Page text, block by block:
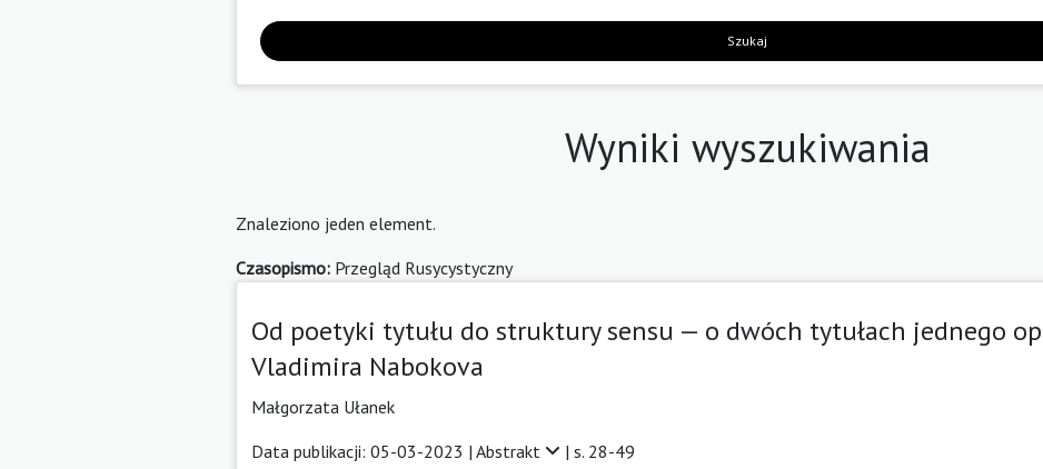
Szukaj
Wyniki wyszukiwania
Znaleziono jeden element.
Czasopismo: Przegląd Rusycystyczny
Od poetyki tytułu do struktury sensu — o dwóch tytułach jednego
Vladimira Nabokova
Małgorzata Ułanek
Data publikacji: 05-03-2023 | Abstrakt | s. 28-49